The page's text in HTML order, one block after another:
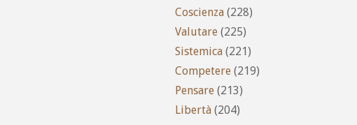
Coscienza (228)
Valutare (225)
Sistemica (221)
Competere (219)
Pensare (213)
Libertà (204)